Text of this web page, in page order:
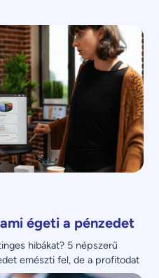
égeti a pénzedet
hibákat? 5 népszerű
emészti fel, de a profitodat